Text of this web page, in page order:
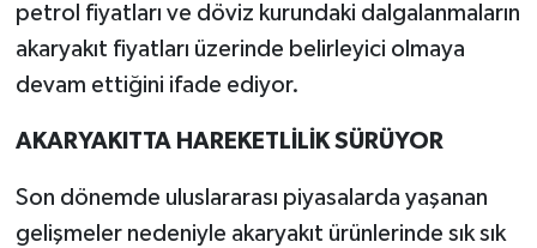
petrol fiyatları ve döviz kurundaki dalgalanmaların
akaryakıt fiyatları üzerinde belirleyici olmaya
devam ettiğini ifade ediyor.
AKARYAKITTA HAREKETLİLİK SÜRÜYOR
Son dönemde uluslararası piyasalarda yaşanan
gelişmeler nedeniyle akaryakıt ürünlerinde sık sık